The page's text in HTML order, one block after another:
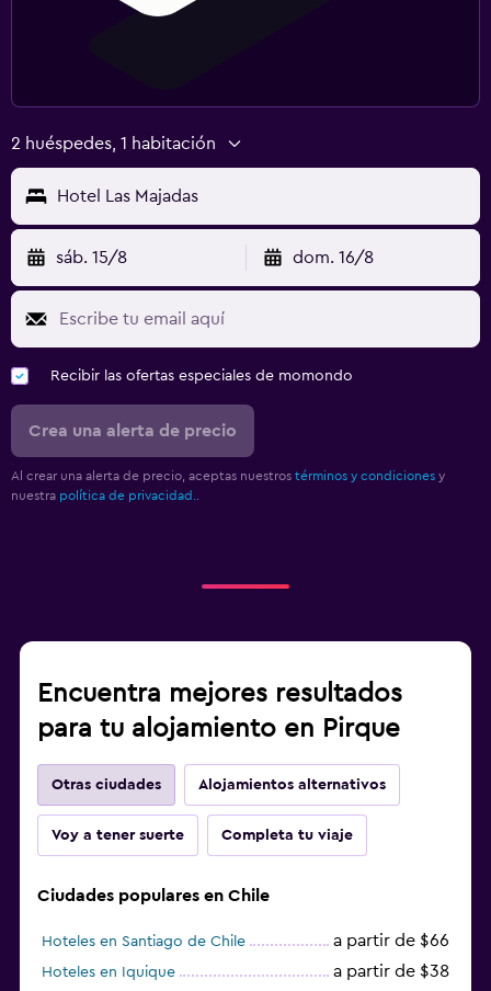
2 huéspedes, 1 habitación
Hotel Las Majadas
sáb. 15/8 dom. 16/8
Recibir las ofertas especiales de momondo
Crea una alerta de precio
Al crear una alerta de precio, aceptas nuestros términos y condiciones y
nuestra política de privacidad.
Encuentra mejores resultados
para tu alojamiento en Pirque
Otras ciudades Alojamientos alternativos
Voy a tener suerte Completa tu viaje
Ciudades populares en Chile
Hoteles en Santiago de Chile a partir de $66
Hoteles en Iquique a partir de $38